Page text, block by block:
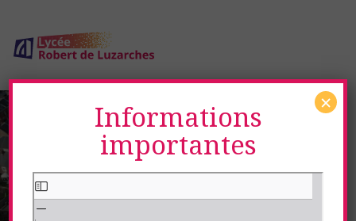
Bienvenue au Lycée
Robert de Luzarches
AMIENS
Informations
importantes
×